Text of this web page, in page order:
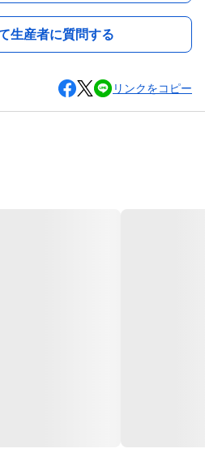
生産者に質問する
リンクをコピー